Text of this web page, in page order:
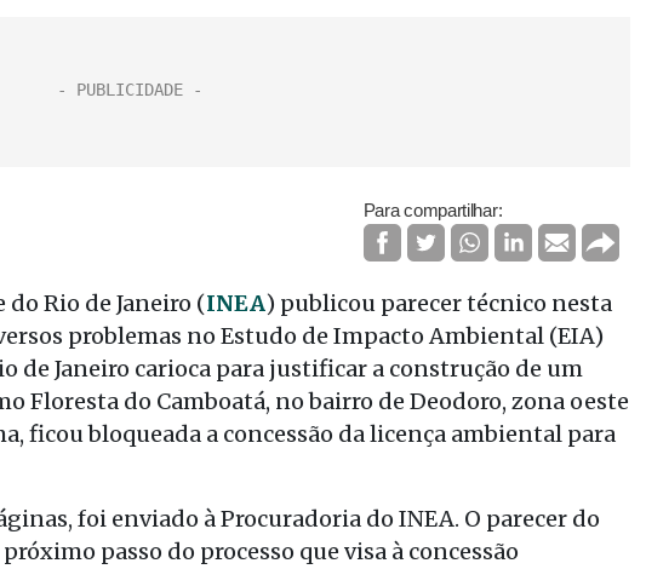
Para compartilhar:
Rio de Janeiro (INEA) publicou parecer técnico nesta
problemas no Estudo de Impacto Ambiental (EIA)
de Janeiro carioca para justificar a construção de um
Floresta do Camboatá, no bairro de Deodoro, zona oeste
ficou bloqueada a concessão da licença ambiental para
foi enviado à Procuradoria do INEA. O parecer do
passo do processo que visa à concessão